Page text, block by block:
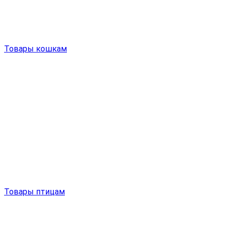
Товары кошкам
Товары птицам